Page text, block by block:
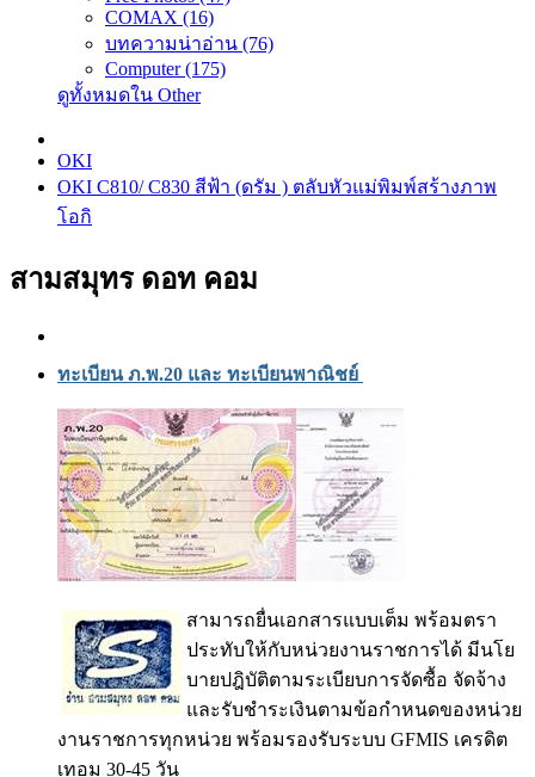
COMAX (16)
บทความน่าอ่าน (76)
Computer (175)
ดูทั้งหมดใน Other
OKI
OKI C810/ C830 สีฟ้า (ดรัม ) ตลับหัวแม่พิมพ์สร้างภาพ
โอกิ
สามสมุทร ดอท คอม
ทะเบียน ภ.พ.20 และ ทะเบียนพาณิชย์
สามารถยื่นเอกสารแบบเต็ม พร้อมตรา
ประทับให้กับหน่วยงานราชการได้ มีนโย
บายปฎิบัติตามระเบียบการจัดซื้อ จัดจ้าง
และรับชำระเงินตามข้อกำหนดของหน่วย
งานราชการทุกหน่วย พร้อมรองรับระบบ GFMIS เครดิต
เทอม 30-45 วัน